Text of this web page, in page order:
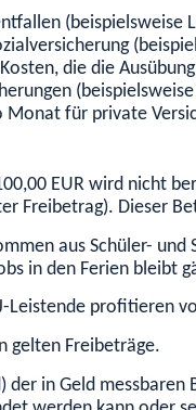
(beispielsweise
die die
Monat für private
EUR wird nicht
Freibetrag). Dieser
aus Schüler-
in den Ferien bleibt
Leistende profitieren
gelten Freibeträge.
der in Geld